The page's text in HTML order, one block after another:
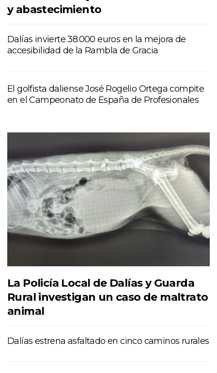
y abastecimiento
Dalías invierte 38.000 euros en la mejora de
accesibilidad de la Rambla de Gracia
El golfista daliense José Rogelio Ortega compite
en el Campeonato de España de Profesionales
La Policía Local de Dalías y Guarda
Rural investigan un caso de maltrato
animal
Dalías estrena asfaltado en cinco caminos rurales